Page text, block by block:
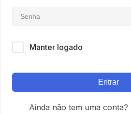
Manter logado
Entrar
Ainda não tem uma conta?